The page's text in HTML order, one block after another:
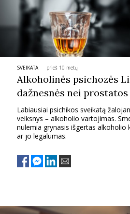
MUZIKA
TEATRAS
FOTOGRAFIJA
MENAS
ORAI
ĮDOMYBĖS
SVEIKATA prieš 10 metų
Alkoholinės psichozės
dažnesnės nei prostatos
Labiausiai psichikos sveikatą
veiksnys – alkoholio vartojimas.
nulemia grynasis išgertas alkoholio
ar jo legalumas.